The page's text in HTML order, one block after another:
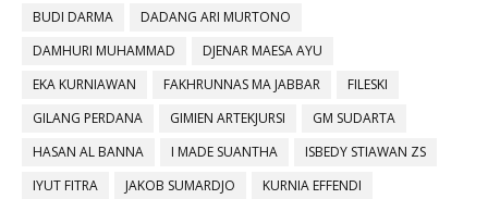
BUDI DARMA
DADANG ARI MURTONO
DAMHURI MUHAMMAD
DJENAR MAESA AYU
EKA KURNIAWAN
FAKHRUNNAS MA JABBAR
FILESKI
GILANG PERDANA
GIMIEN ARTEKJURSI
GM SUDARTA
HASAN AL BANNA
I MADE SUANTHA
ISBEDY STIAWAN ZS
IYUT FITRA
JAKOB SUMARDJO
KURNIA EFFENDI